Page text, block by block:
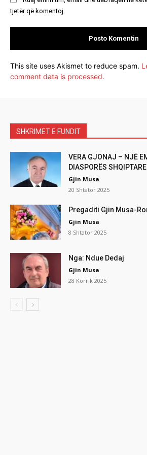
tjetër që komentoj.
This site uses Akismet to reduce spam.
comment data is processed.
SHKRIMET E FUNDIT
VERA GJONAJ – NJË
DIASPORËS
Gjin Musa
20 Shtator 2025
Pregaditi Gjin Musa-
Gjin Musa
8 Shtator 2025
Nga: Ndue Dedaj
Gjin Musa
28 Korrik 2025